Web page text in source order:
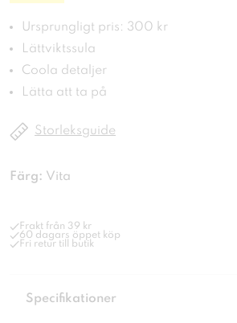
Ursprungligt pris: 300 kr
Lättviktssula
Coola detaljer
Lätta att ta på
Storleksguide
Färg: Vita
Frakt från 39 kr
60 dagars öppet köp
Fri retur till butik
Specifikationer